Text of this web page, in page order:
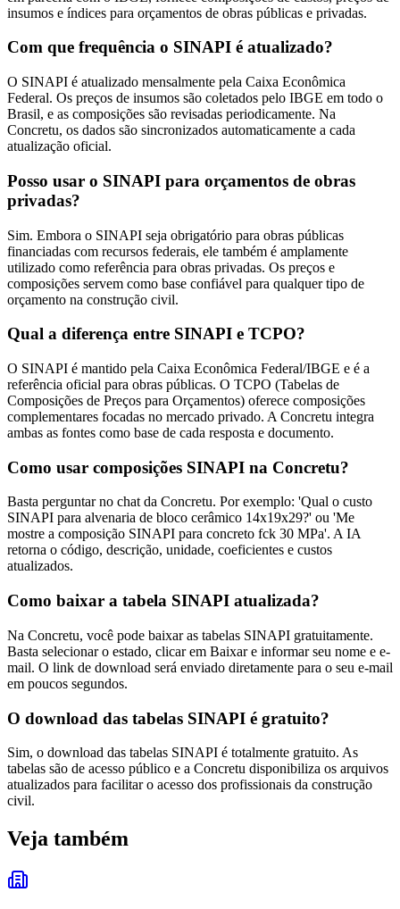
insumos e índices para orçamentos de obras públicas e privadas.
Com que frequência o SINAPI é atualizado?
O SINAPI é atualizado mensalmente pela Caixa Econômica
Federal. Os preços de insumos são coletados pelo IBGE em todo o
Brasil, e as composições são revisadas periodicamente. Na
Concretu, os dados são sincronizados automaticamente a cada
atualização oficial.
Posso usar o SINAPI para orçamentos de obras
privadas?
Sim. Embora o SINAPI seja obrigatório para obras públicas
financiadas com recursos federais, ele também é amplamente
utilizado como referência para obras privadas. Os preços e
composições servem como base confiável para qualquer tipo de
orçamento na construção civil.
Qual a diferença entre SINAPI e TCPO?
O SINAPI é mantido pela Caixa Econômica Federal/IBGE e é a
referência oficial para obras públicas. O TCPO (Tabelas de
Composições de Preços para Orçamentos) oferece composições
complementares focadas no mercado privado. A Concretu integra
ambas as fontes como base de cada resposta e documento.
Como usar composições SINAPI na Concretu?
Basta perguntar no chat da Concretu. Por exemplo: 'Qual o custo
SINAPI para alvenaria de bloco cerâmico 14x19x29?' ou 'Me
mostre a composição SINAPI para concreto fck 30 MPa'. A IA
retorna o código, descrição, unidade, coeficientes e custos
atualizados.
Como baixar a tabela SINAPI atualizada?
Na Concretu, você pode baixar as tabelas SINAPI gratuitamente.
Basta selecionar o estado, clicar em Baixar e informar seu nome e e-
mail. O link de download será enviado diretamente para o seu e-mail
em poucos segundos.
O download das tabelas SINAPI é gratuito?
Sim, o download das tabelas SINAPI é totalmente gratuito. As
tabelas são de acesso público e a Concretu disponibiliza os arquivos
atualizados para facilitar o acesso dos profissionais da construção
civil.
Veja também